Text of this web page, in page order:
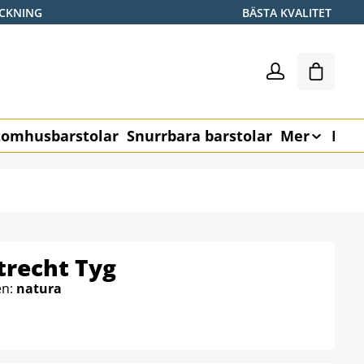
BÄSTA KVALITET
Snurrbara barstolar Mer
Tyg
natura